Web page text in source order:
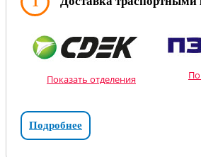
Показать отделения
Подробнее